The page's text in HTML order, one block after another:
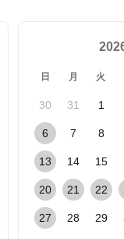
日 月 火
30 31 1
6 7 8
13 14 15
20 21 22
27 28 29